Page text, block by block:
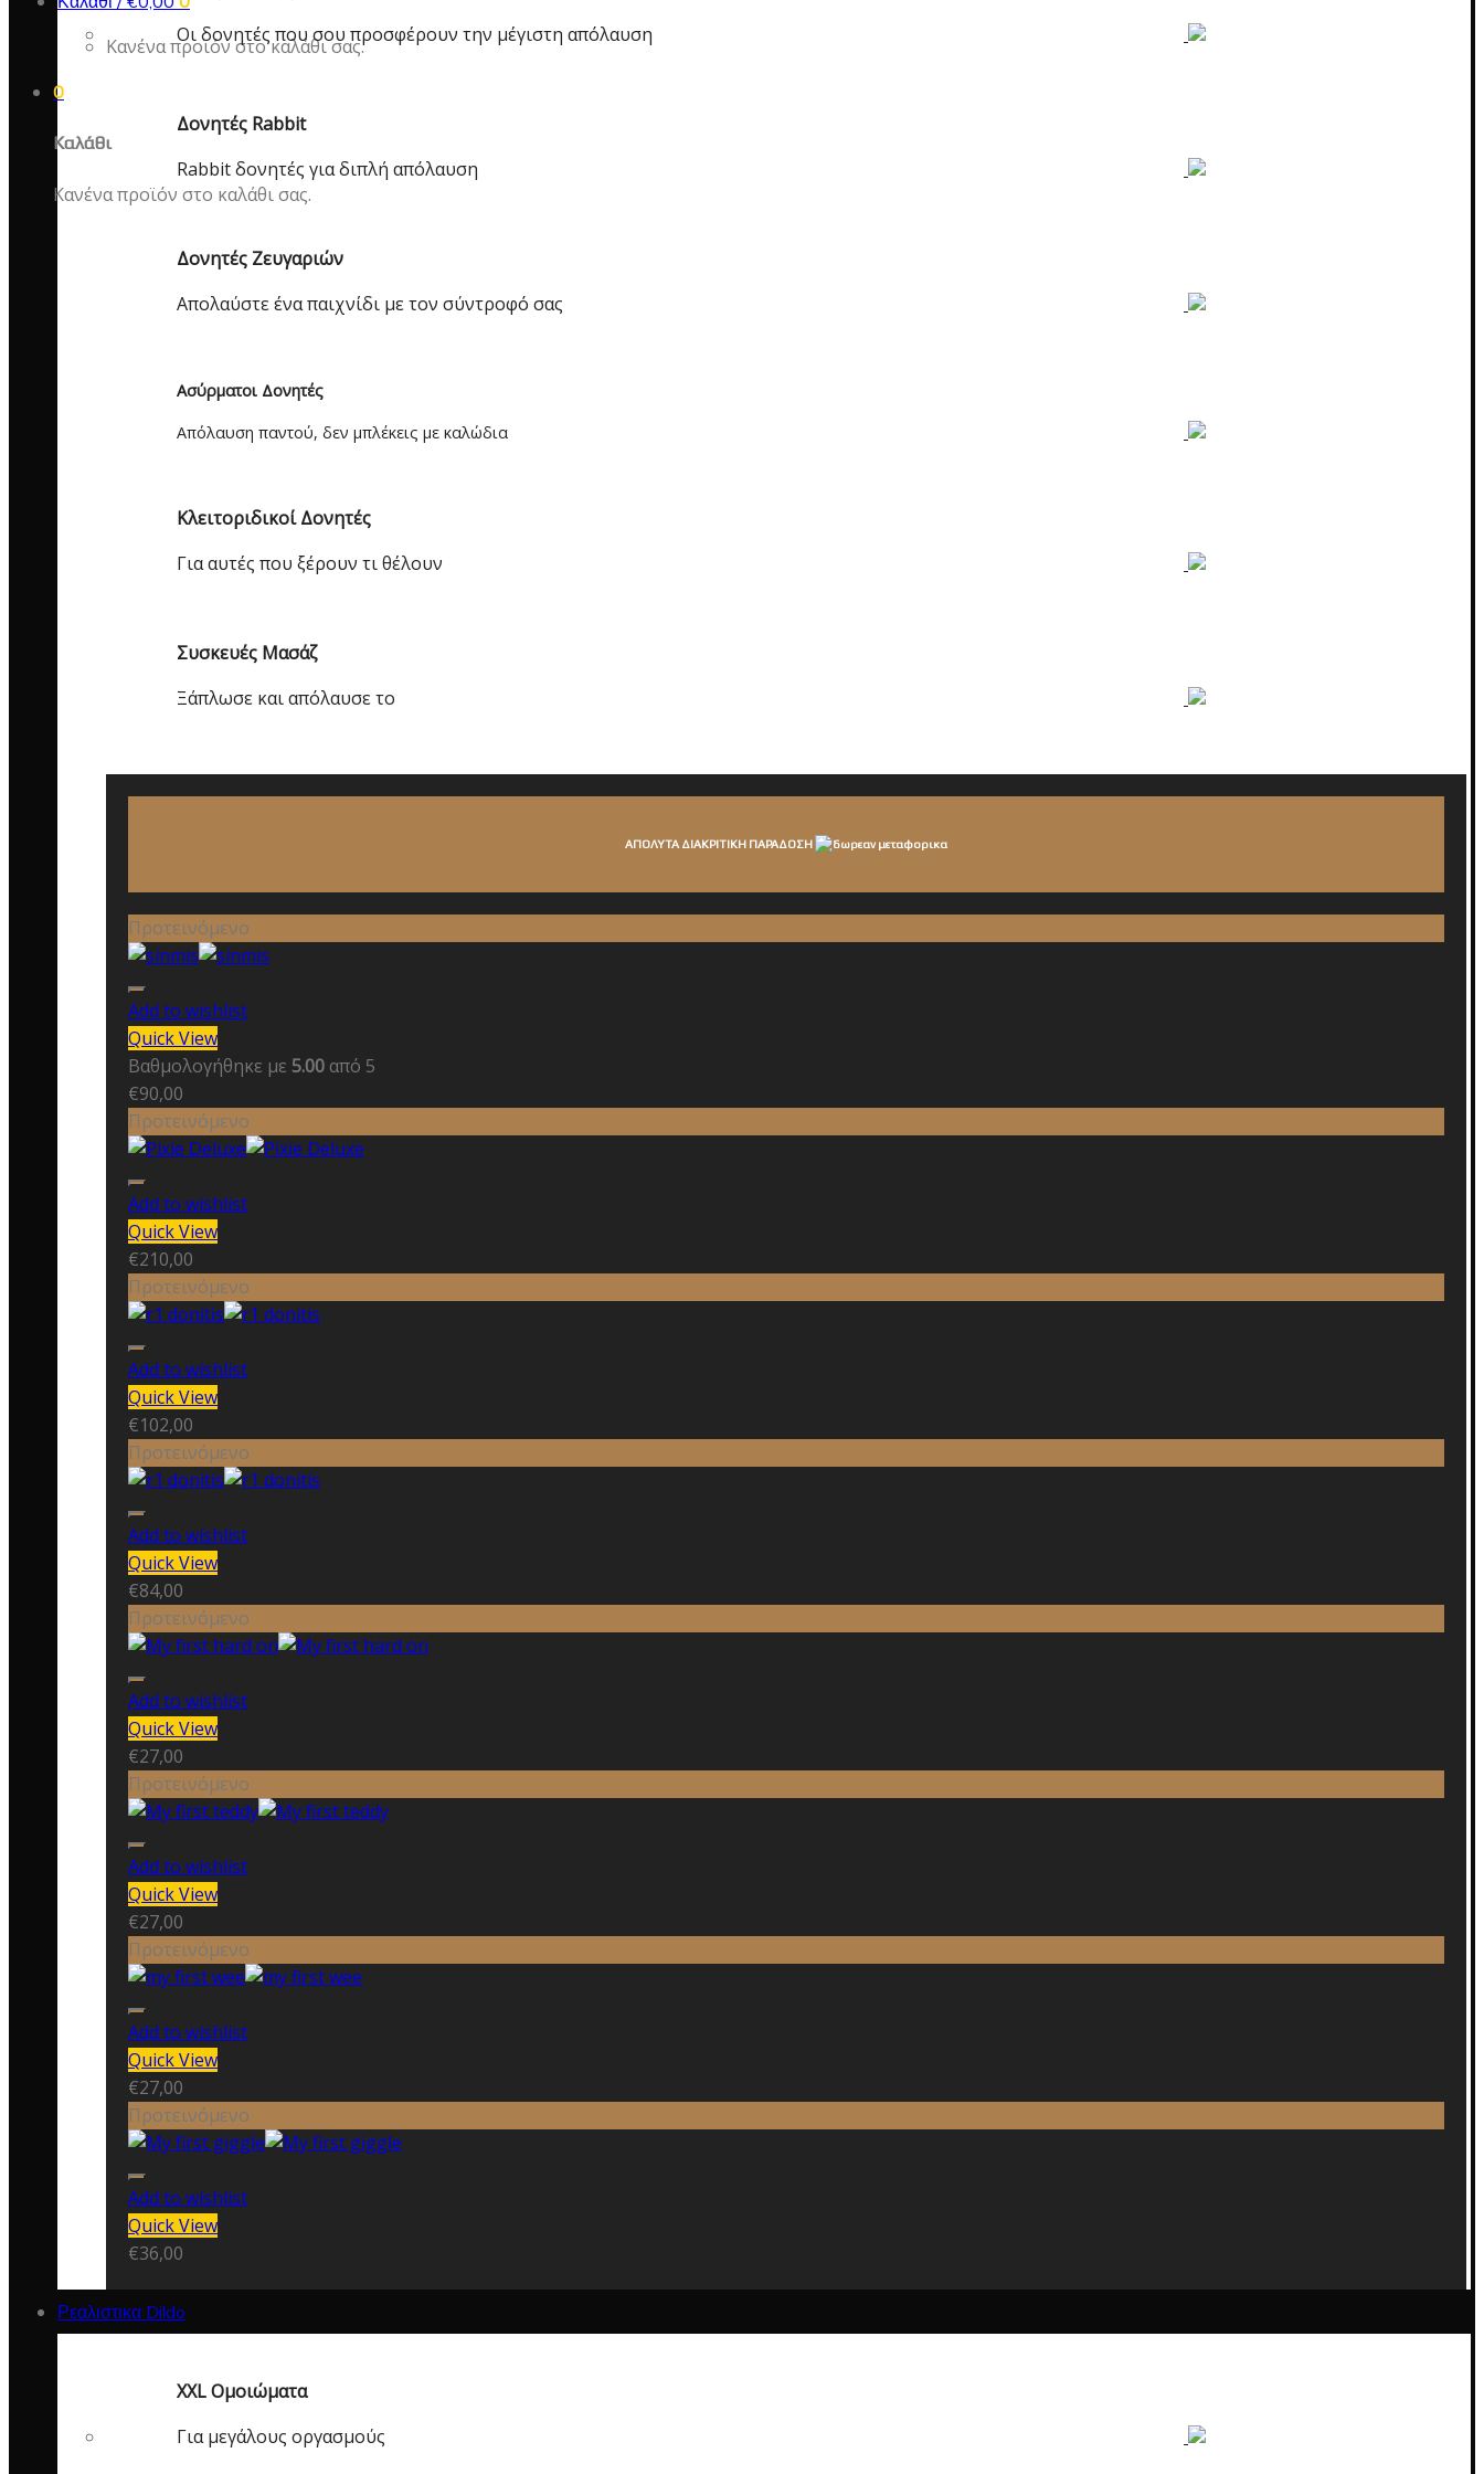
Κανένα προϊόν στο καλάθι σας.
0
Καλάθι
Κανένα προϊόν στο καλάθι σας.
Οι δονητές που σου προσφέρουν την μέγιστη απόλαυση
Δονητές Rabbit
Rabbit δονητές για διπλή απόλαυση
Δονητές Ζευγαριών
Απολαύστε ένα παιχνίδι με τον σύντροφό σας
Ασύρματοι Δονητές
Απόλαυση παντού, δεν μπλέκεις με καλώδια
Κλειτοριδικοί Δονητές
Για αυτές που ξέρουν τι θέλουν
Συσκευές Μασάζ
Ξάπλωσε και απόλαυσε το
ΑΠΟΛΥΤΑ ΔΙΑΚΡΙΤΙΚΗ ΠΑΡΑΔΟΣΗ
Προτεινόμενο
Add to wishlist
Quick View
Βαθμολογήθηκε με 5.00 από 5
€90,00
Προτεινόμενο
Add to wishlist
Quick View
€210,00
Προτεινόμενο
Add to wishlist
Quick View
€102,00
Προτεινόμενο
Add to wishlist
Quick View
€84,00
Προτεινόμενο
Add to wishlist
Quick View
€27,00
Προτεινόμενο
Add to wishlist
Quick View
€27,00
Προτεινόμενο
Add to wishlist
Quick View
€27,00
Προτεινόμενο
Add to wishlist
Quick View
€36,00
Ρεαλιστικα Dildo
XXL Ομοιώματα
Για μεγάλους οργασμούς